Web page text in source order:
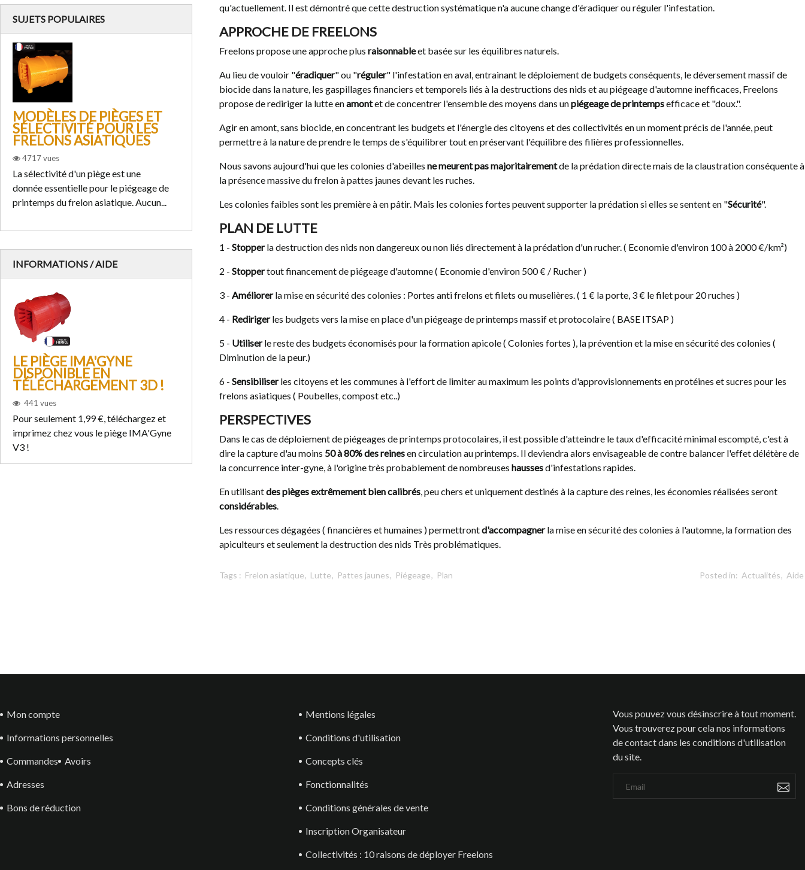
SUJETS POPULAIRES
MODÈLES DE PIÈGES ET
SÉLECTIVITÉ POUR LES
FRELONS ASIATIQUES
4717vues
La sélectivité d'un piège est une
donnée essentielle pour le piégeage de
printemps du frelon asiatique. Aucun...
DE PRINTEMPS DU
FRELON ASIATIQUE
Vous êtes un citoyen et vous souhaitez
participer à la lutte contre le frelon
asiatique Lisez tout d'abord cet...
2562vues
Si vous êtes une collectivité, commune,
département ou région, vous avez le
devoir de lutter contre le Frelon...
2407vues
Appel aux dons pour financer
l'expérience FREELONS Le piégeage
DE
2337vues
Le
INFORMATIONS / AIDE
LE PIÈGE IMA'GYNE
DISPONIBLE EN
TÉLÉCHARGEMENT 3D !
441 vues
Pour seulement 1,99 €, téléchargez et
imprimez chez vous le piège IMA'Gyne
V3 !
PLAN DE LUTTE CONTRE
JAUNES FREELONS
Freelons vous propose un plan de lutte
proposé aujourd'hui. Basé sur 4 années...
CROYANCES
1226
printemps
ans du
qu'actuellement. Il est démontré que cette destruction systématique n'a aucune change d'éradiquer ou réguler l'infestation.
APPROCHE DE FREELONS
Freelons propose une approche plus raisonnableet basée sur les équilibres naturels.
Au lieu de vouloir "éradiquer" ou "réguler" l'infestation en aval, entrainant le déploiement de budgets conséquents, le déversement massif de
biocide dans la nature, les gaspillages financiers et temporels liés à la destructions des nids et au piégeage d'automne inefficaces, Freelons
propose de rediriger la lutte enamontet de concentrer l'ensemble des moyens dans unpiégeage de printempsefficace et "doux.".
Agir en amont, sans biocide, en concentrant les budgets et l'énergie des citoyens et des collectivités en un moment précis de l'année, peut
permettre à la nature de prendre le temps de s'équilibrer tout en préservant l'équilibre des filières professionnelles.
Nous savons aujourd'hui que les colonies d'abeilles ne meurent pas majoritairementde la prédation directe mais de la claustration conséquente à
la présence massive du frelon à pattes jaunes devant les ruches.
Les colonies faibles sont les première à en pâtir. Mais les colonies fortes peuvent supporter la prédation si elles se sentent en "Sécurité".
PLAN DE LUTTE
1 - Stopperla destruction des nids non dangereux ou non liés directement à la prédation d'un rucher. ( Economie d'environ 100 à 2000 €/km²)
2 - Stoppertout financement de piégeage d'automne ( Economie d'environ 500 € / Rucher )
3 - Améliorerla mise en sécurité des colonies : Portes anti frelons et filets ou muselières. ( 1 € la porte, 3 € le filet pour 20 ruches )
4 - Redirigerles budgets vers la mise en place d'un piégeage de printemps massif et protocolaire ( BASE ITSAP )
5 - Utiliserle reste des budgets économisés pour la formation apicole ( Colonies fortes ), la prévention et la mise en sécurité des colonies (
Diminution de la peur.)
6 - Sensibiliserles citoyens et les communes à l'effort de limiter au maximum les points d'approvisionnements en protéines et sucres pour les
frelons asiatiques ( Poubelles, compost etc..)
PERSPECTIVES
Dans le cas de déploiement de piégeages de printemps protocolaires, il est possible d'atteindre le taux d'efficacité minimal escompté, c'est à
dire la capture d'au moins 50 à 80% des reinesen circulation au printemps. Il deviendra alors envisageable de contre balancer l'effet délétère de
la concurrence inter-gyne, à l'origine très probablement de nombreuses haussesd'infestations rapides.
En utilisantdes pièges extrêmement bien calibrés, peu chers et uniquement destinés à la capture des reines, les économies réalisées seront
considérables.
Les ressources dégagées ( financières et humaines ) permettrontd'accompagnerla mise en sécurité des colonies à l'automne, la formation des
apiculteurs et seulement la destruction des nids Très problématiques.
Tags : Frelon asiatique, Lutte, Pattes jaunes, Piégeage, Plan Posted in: Actualités, Aide
Mon compte
Informations personnelles
Commandes Avoirs
Adresses
Bons de réduction
Mentions légales
Conditions d'utilisation
Concepts clés
Fonctionnalités
Conditions générales de vente
Inscription Organisateur
Collectivités : 10 raisons de déployer Freelons
Vous pouvez vous désinscrire à tout moment.
Vous trouverez pour cela nos informations
de contact dans les conditions d'utilisation
du site.